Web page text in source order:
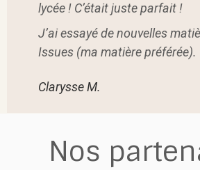
lycée ! C’était juste parfait !
J’ai essayé de nouvelles
Issues (ma matière préférée).
Clarysse M.
Nos